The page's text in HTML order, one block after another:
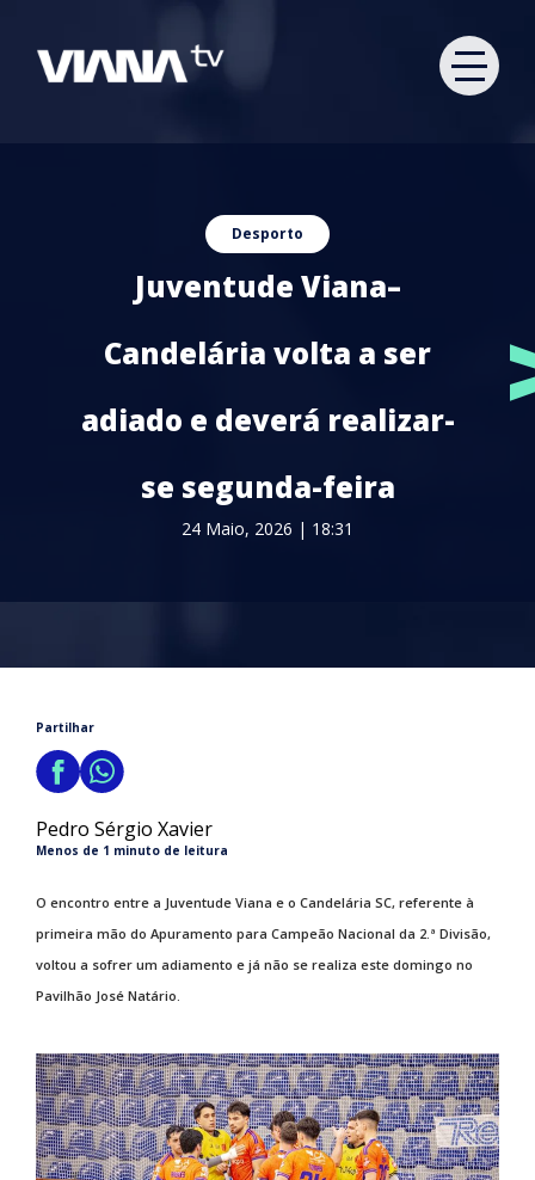
Desporto
Juventude Viana–
Candelária volta a ser
adiado e deverá realizar-
se segunda-feira
24 Maio, 2026 | 18:31
Partilhar
Pedro Sérgio Xavier
Menos de 1 minuto de leitura
O encontro entre a Juventude Viana e o Candelária SC, referente à
primeira mão do Apuramento para Campeão Nacional da 2.ª Divisão,
voltou a sofrer um adiamento e já não se realiza este domingo no
Pavilhão José Natário.